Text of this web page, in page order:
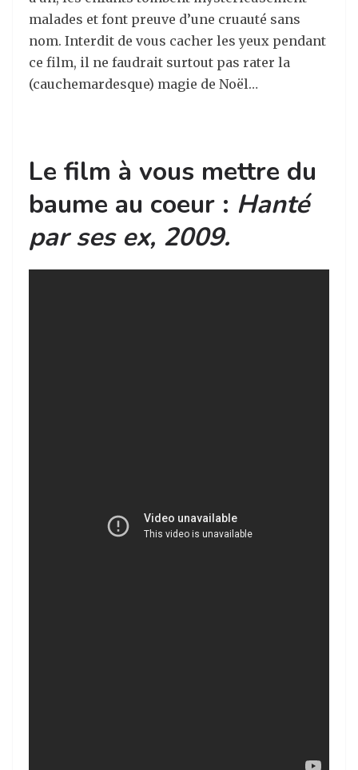
malades et font preuve d’une cruauté sans
nom. Interdit de vous cacher les yeux pendant
ce film, il ne faudrait surtout pas rater la
(cauchemardesque) magie de Noël…
Le film à vous mettre du
baume au coeur : Hanté
par ses ex, 2009.